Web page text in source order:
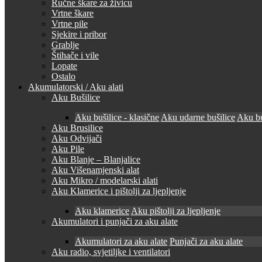
Ručne škare za živicu
Vrtne škare
Vrtne pile
Sjekire i pribor
Grablje
Štihače i vile
Lopate
Ostalo
Akumulatorski / Aku alati
Aku Bušilice
Aku bušilice - klasične Aku udarne bušilice Aku
Aku Brusilice
Aku Odvijači
Aku Pile
Aku Blanje – Blanjalice
Aku Višenamjenski alat
Aku Mikro / modelarski alati
Aku Klamerice i pištolji za ljepljenje
Aku klamerice Aku pištolji za ljepljenje
Akumulatori i punjači za aku alate
Akumulatori za aku alate Punjači za aku alate
Aku radio, svjetiljke i ventilatori